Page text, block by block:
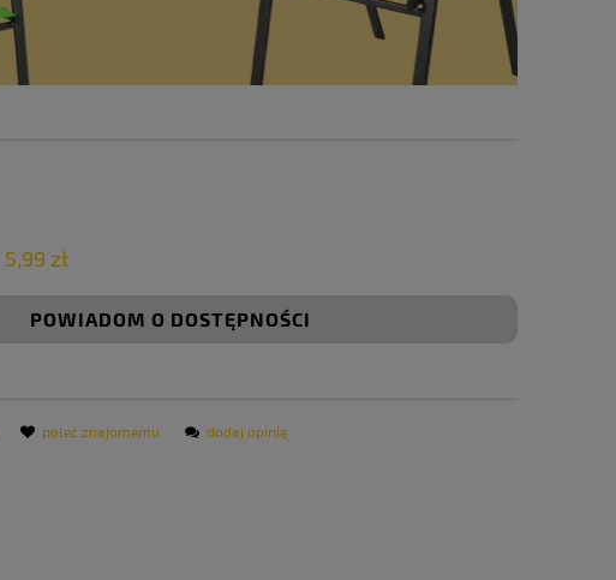
5,99 zł
POWIADOM O DOSTĘPNOŚCI
poleć znajomemu dodaj opinię